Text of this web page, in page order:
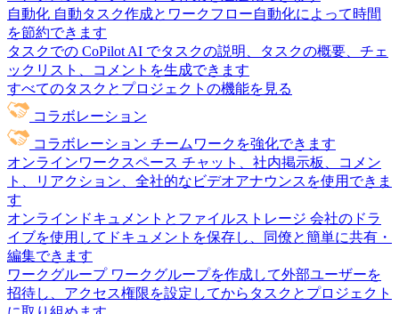
自動化 自動タスク作成とワークフロー自動化によって時間
を節約できます
タスクでの CoPilot AI でタスクの説明、タスクの概要、チェ
ックリスト、コメントを生成できます
すべてのタスクとプロジェクトの機能を見る
コラボレーション
コラボレーション チームワークを強化できます
オンラインワークスペース チャット、社内掲示板、コメン
ト、リアクション、全社的なビデオアナウンスを使用できま
す
オンラインドキュメントとファイルストレージ 会社のドラ
イブを使用してドキュメントを保存し、同僚と簡単に共有・
編集できます
ワークグループ ワークグループを作成して外部ユーザーを
招待し、アクセス権限を設定してからタスクとプロジェクト